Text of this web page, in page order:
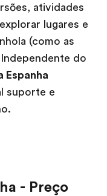
atividades
lugares e
(como as
do
Espanha
suporte e
- Preço